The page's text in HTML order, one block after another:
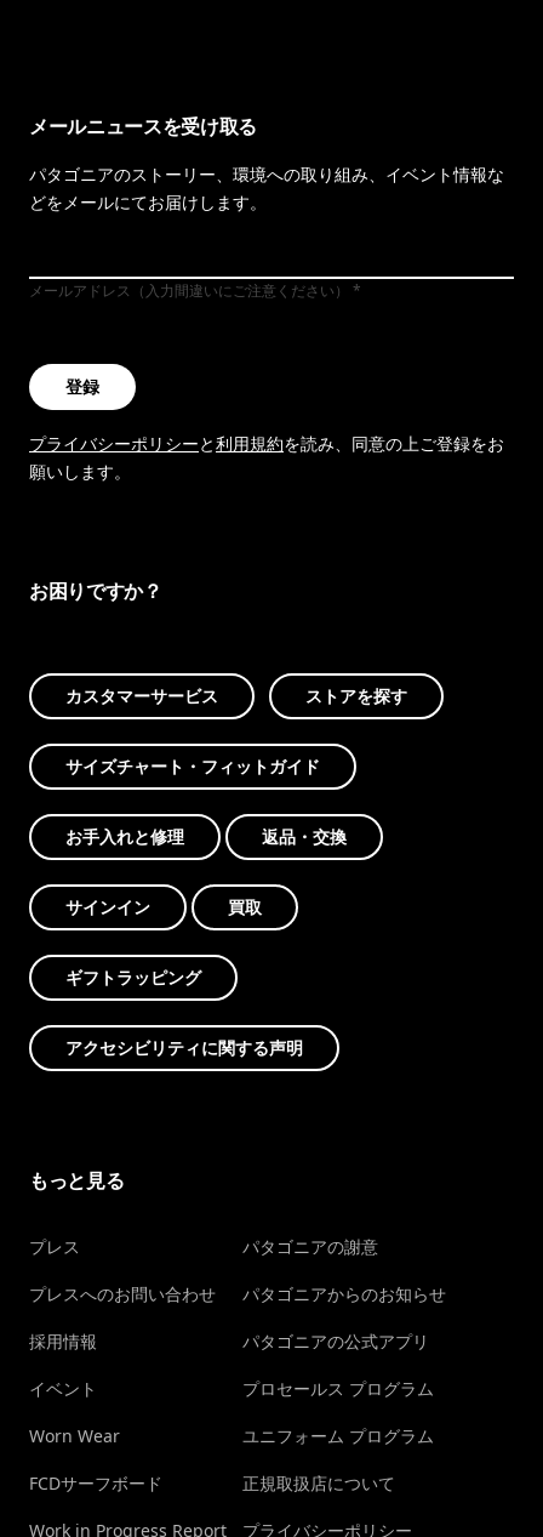
メールニュースを受け取る
パタゴニアのストーリー、環境への取り組み、イベント情報な
どをメールにてお届けします。
メールアドレス（入力間違いにご注意ください）
登録
プライバシーポリシーと利用規約を読み、同意の上ご登録をお
願いします。
お困りですか？
カスタマーサービス ストアを探す
サイズチャート・フィットガイド
お手入れと修理 返品・交換
サインイン 買取
ギフトラッピング
アクセシビリティに関する声明
もっと見る
プレス
プレスへのお問い合わせ
採用情報
イベント
Worn Wear
FCDサーフボード
Work in Progress Report
パタゴニアの謝意
パタゴニアからのお知らせ
パタゴニアの公式アプリ
プロセールス プログラム
ユニフォーム プログラム
正規取扱店について
プライバシーポリシー